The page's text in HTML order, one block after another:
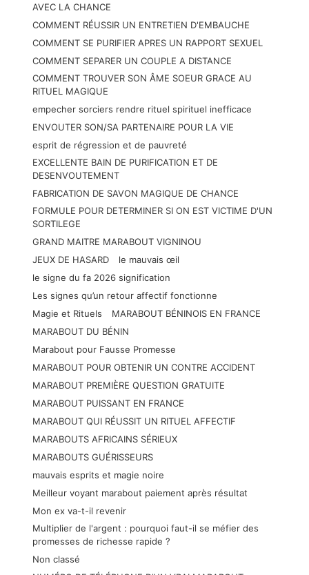
AVEC LA CHANCE
COMMENT RÉUSSIR UN ENTRETIEN D'EMBAUCHE
COMMENT SE PURIFIER APRES UN RAPPORT SEXUEL
COMMENT SEPARER UN COUPLE A DISTANCE
COMMENT TROUVER SON ÂME SOEUR GRACE AU
RITUEL MAGIQUE
empecher sorciers rendre rituel spirituel inefficace
ENVOUTER SON/SA PARTENAIRE POUR LA VIE
esprit de régression et de pauvreté
EXCELLENTE BAIN DE PURIFICATION ET DE
DESENVOUTEMENT
FABRICATION DE SAVON MAGIQUE DE CHANCE
FORMULE POUR DETERMINER SI ON EST VICTIME D'UN
SORTILEGE
GRAND MAITRE MARABOUT VIGNINOU
JEUX DE HASARD
le mauvais œil
le signe du fa 2026 signification
Les signes qu’un retour affectif fonctionne
Magie et Rituels
MARABOUT BÉNINOIS EN FRANCE
MARABOUT DU BÉNIN
Marabout pour Fausse Promesse
MARABOUT POUR OBTENIR UN CONTRE ACCIDENT
MARABOUT PREMIÈRE QUESTION GRATUITE
MARABOUT PUISSANT EN FRANCE
MARABOUT QUI RÉUSSIT UN RITUEL AFFECTIF
MARABOUTS AFRICAINS SÉRIEUX
MARABOUTS GUÉRISSEURS
mauvais esprits et magie noire
Meilleur voyant marabout paiement après résultat
Mon ex va-t-il revenir
Multiplier de l'argent : pourquoi faut-il se méfier des
promesses de richesse rapide ?
Non classé